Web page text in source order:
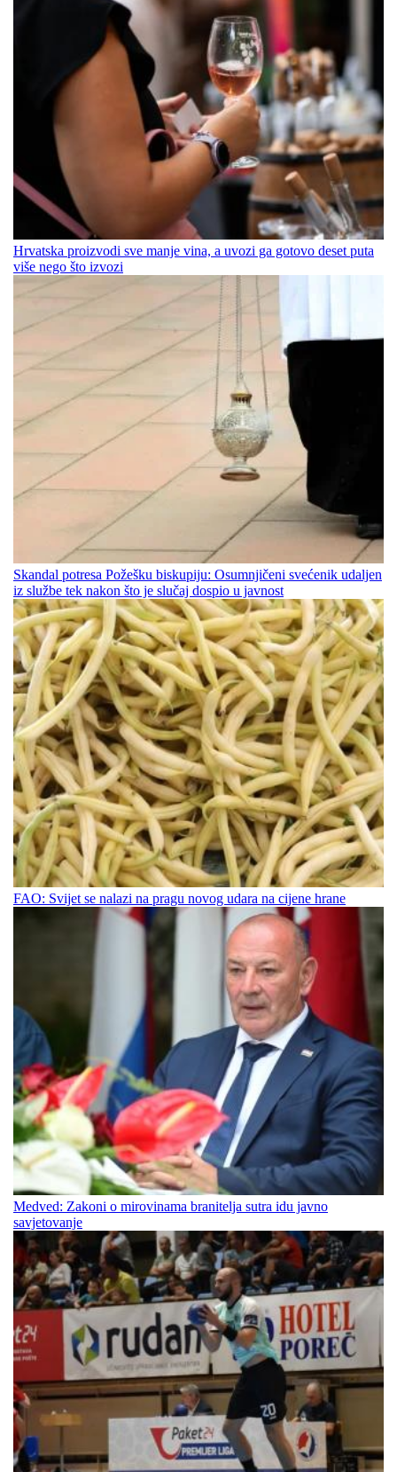
Hrvatska proizvodi sve manje vina, a uvozi ga gotovo deset puta
više nego što izvozi
Skandal potresa Požešku biskupiju: Osumnjičeni svećenik udaljen
iz službe tek nakon što je slučaj dospio u javnost
FAO: Svijet se nalazi na pragu novog udara na cijene hrane
Medved: Zakoni o mirovinama branitelja sutra idu javno
savjetovanje